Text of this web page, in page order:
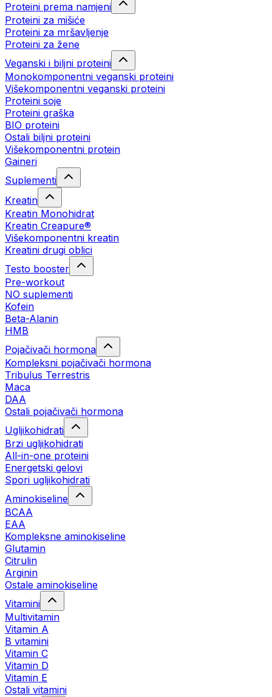
Proteini prema namjeni
Proteini za mišiće
Proteini za mršavljenje
Proteini za žene
Veganski i biljni proteini
Monokomponentni veganski proteini
Višekomponentni veganski proteini
Proteini soje
Proteini graška
BIO proteini
Ostali biljni proteini
Višekomponentni protein
Gaineri
Suplementi
Kreatin
Kreatin Monohidrat
Kreatin Creapure®
Višekomponentni kreatin
Kreatini drugi oblici
Testo booster
Pre-workout
NO suplementi
Kofein
Beta-Alanin
HMB
Pojačivači hormona
Kompleksni pojačivači hormona
Tribulus Terrestris
Maca
DAA
Ostali pojačivači hormona
Ugljikohidrati
Brzi ugljikohidrati
All-in-one proteini
Energetski gelovi
Spori ugljikohidrati
Aminokiseline
BCAA
EAA
Kompleksne aminokiseline
Glutamin
Citrulin
Arginin
Ostale aminokiseline
Vitamini
Multivitamin
Vitamin A
B vitamini
Vitamin C
Vitamin D
Vitamin E
Ostali vitamini